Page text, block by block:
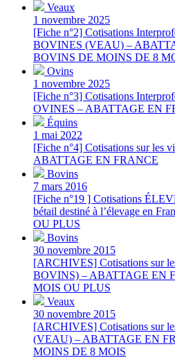
Veaux
1 novembre 2025
[Fiche n°2] Cotisations
BOVINES (VEAU) –
BOVINS DE MOINS DE 8
Ovins
1 novembre 2025
[Fiche n°3] Cotisations
OVINES – ABATTAGE EN
Équins
1 mai 2022
[Fiche n°4] Cotisations sur les
ABATTAGE EN FRANCE
Bovins
7 mars 2016
[Fiche n°19 ] Cotisations
bétail destiné à l’élevage en
OU PLUS
Bovins
30 novembre 2015
[ARCHIVES] Cotisations sur
BOVINS) – ABATTAGE EN
MOIS OU PLUS
Veaux
30 novembre 2015
[ARCHIVES] Cotisations sur
(VEAU) – ABATTAGE EN
MOINS DE 8 MOIS